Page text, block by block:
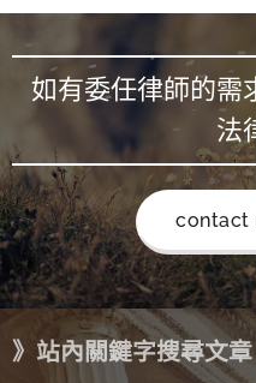
如有委任律師的需
法
contact
》站內關鍵字搜尋文章